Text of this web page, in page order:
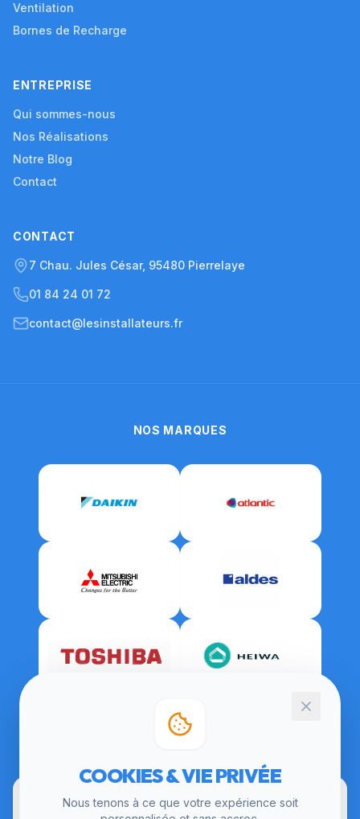
Ventilation
Bornes de Recharge
ENTREPRISE
Qui sommes-nous
Nos Réalisations
Notre Blog
Contact
CONTACT
7 Chau. Jules César, 95480 Pierrelaye
01 84 24 01 72
contact@lesinstallateurs.fr
NOS MARQUES
COOKIES & VIE PRIVÉE
Nous tenons à ce que votre expérience soit